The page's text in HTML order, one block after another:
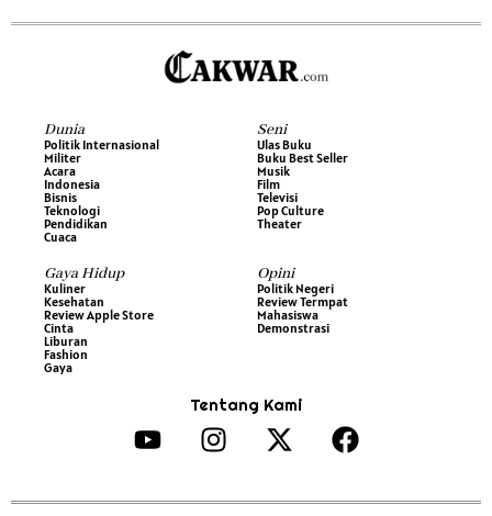
Dunia
Politik Internasional
Militer
Acara
Indonesia
Bisnis
Teknologi
Pendidikan
Cuaca
Seni
Ulas Buku
Buku Best Seller
Musik
Film
Televisi
Pop Culture
Theater
Gaya Hidup
Kuliner
Kesehatan
Review Apple Store
Cinta
Liburan
Fashion
Gaya
Opini
Politik Negeri
Review Termpat
Mahasiswa
Demonstrasi
Tentang Kami